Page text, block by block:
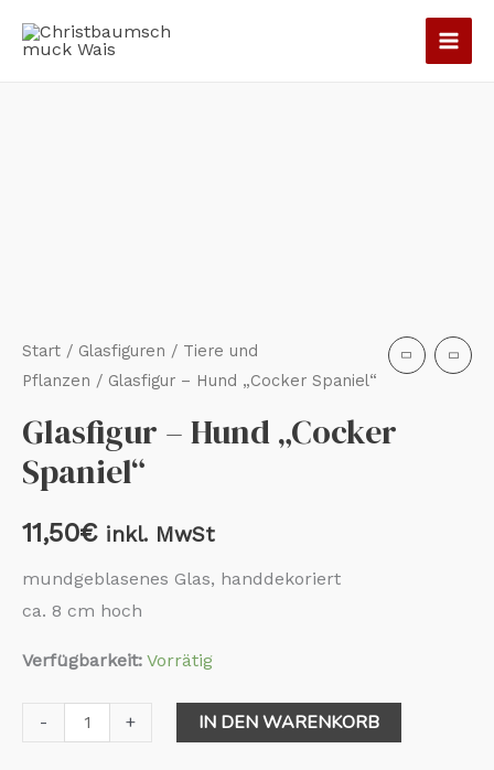
Inhalt
Start / Glasfiguren / Tiere und
Pflanzen / Glasfigur – Hund „Cocker Spaniel“
Glasfigur – Hund „Cocker
Spaniel“
11,50€ inkl. MwSt
mundgeblasenes Glas, handdekoriert
ca. 8 cm hoch
Verfügbarkeit: Vorrätig
- + IN DEN WARENKORB